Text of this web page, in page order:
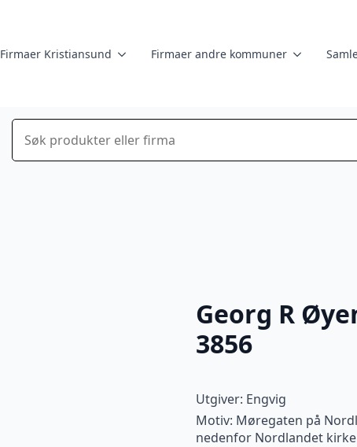
Firmaer Kristiansund Firmaer andre kommuner
Søk
Georg R
3856
Utgiver: Engvig
Motiv: Møregaten på
nedenfor Nordlandet